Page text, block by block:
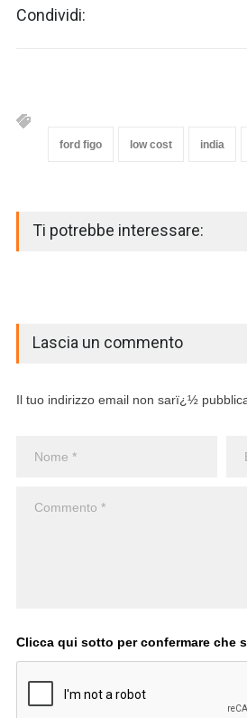
Condividi:
ford figo low cost india
Ti potrebbe interessare:
Lascia un commento
Il tuo indirizzo email non sarï¿½
Clicca qui sotto per confermare che